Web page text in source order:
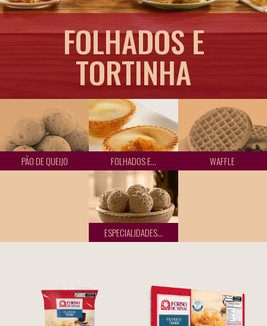
INSTITUCIONAL
FOLHADOS E
TORTINHA
PÃO DE QUEIJO FOLHADOS E... WAFFLE
ESPECIALIDADES...